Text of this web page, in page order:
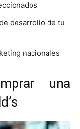
desarrollo de tu
nacionales
una